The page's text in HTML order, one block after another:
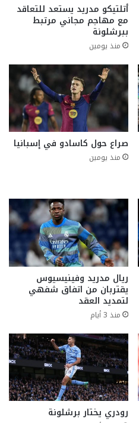
أتلتيكو مدريد يستعد للتعاقد
مع مهاجم مجاني مرتبط
ببرشلونة
منذ يومين
صراع حول كاسادو في إسبانيا
منذ يومين
ريال مدريد وفينيسيوس
يقتربان من اتفاق شفهي
لتمديد العقد
منذ 3 أيام
رودري يختار برشلونة